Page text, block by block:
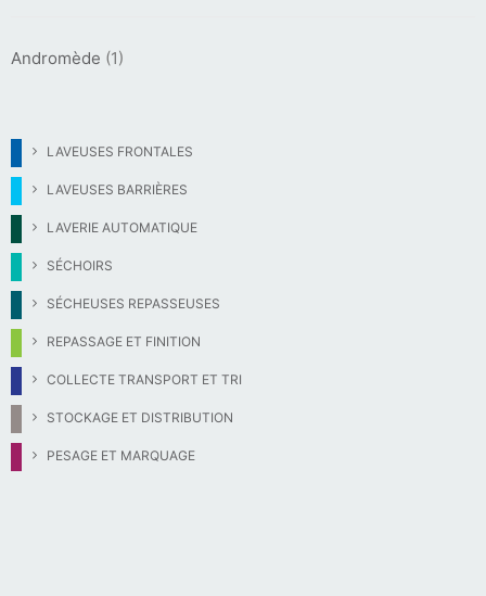
Andromède (1)
LAVEUSES FRONTALES
LAVEUSES BARRIÈRES
LAVERIE AUTOMATIQUE
SÉCHOIRS
SÉCHEUSES REPASSEUSES
REPASSAGE ET FINITION
COLLECTE TRANSPORT ET TRI
STOCKAGE ET DISTRIBUTION
PESAGE ET MARQUAGE